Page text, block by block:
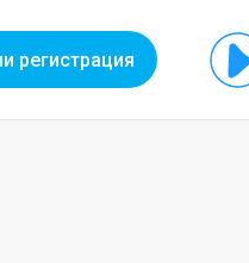
регистрация